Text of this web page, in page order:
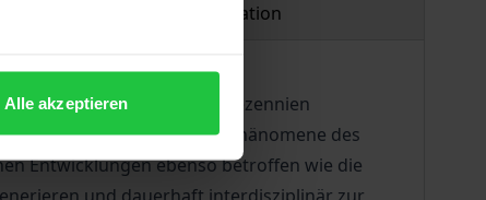
Alle akzeptieren
Product safety information
seit mindestens drei Dezennien
Handelns sichtbar sind. Phänomene des
Entwicklungen ebenso betroffen wie die